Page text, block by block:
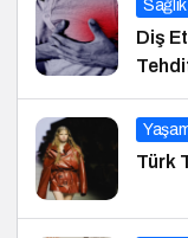
Sağlık
Diş
Türk